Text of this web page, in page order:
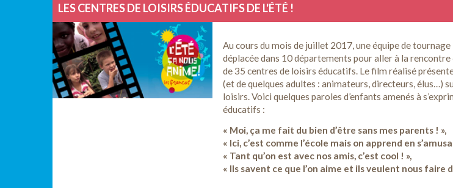
LES CENTRES DE LOISIRS ÉDUCATIFS DE L'ÉTÉ !
Au cours du mois de juillet 2017, une équipe de tournage
déplacée dans 10 départements pour aller à la
de 35 centres de loisirs éducatifs. Le film réalisé
(et de quelques adultes : animateurs, directeurs, élus…)
loisirs. Voici quelques paroles d’enfants amenés à
éducatifs :
« Moi, ça me fait du bien d’être sans mes parents ! »,
« Ici, c’est comme l’école mais on apprend en
« Tant qu’on est avec nos amis, c’est cool ! »,
« Ils savent ce que l’on aime et ils veulent nous faire